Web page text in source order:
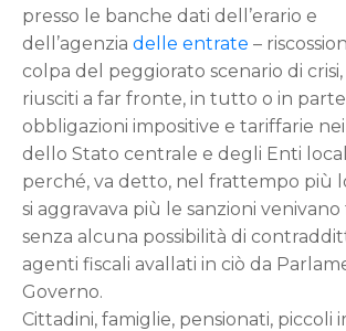
presso le banche dati dell’erario e
dell’agenzia delle entrate –
colpa del peggiorato scenario di
riusciti a far fronte, in tutto o in
obbligazioni impositive e tariffarie
dello Stato centrale e degli Enti
perché, va detto, nel frattempo più
si aggravava più le sanzioni
senza alcuna possibilità di
agenti fiscali avallati in ciò da
Governo.
Cittadini, famiglie, pensionati, piccoli